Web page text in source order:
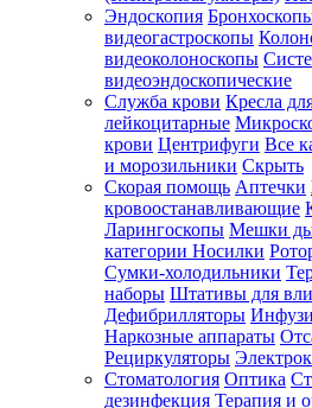
Эндоскопия
видеогастроскопы
видеоколоноскопы
видеоэндоскопические
Служба крови Кресла
лейкоцитарные
крови Центрифуги Все
и морозильники Скрыть
Скорая помощь Аптечки
кровоостанавливающие
Ларингоскопы Мешки
категории Носилки
Сумки-холодильники
наборы Штативы для
Дефибрилляторы
Наркозные аппараты
Рециркуляторы
Стоматология Оптика
дезинфекция Терапия и